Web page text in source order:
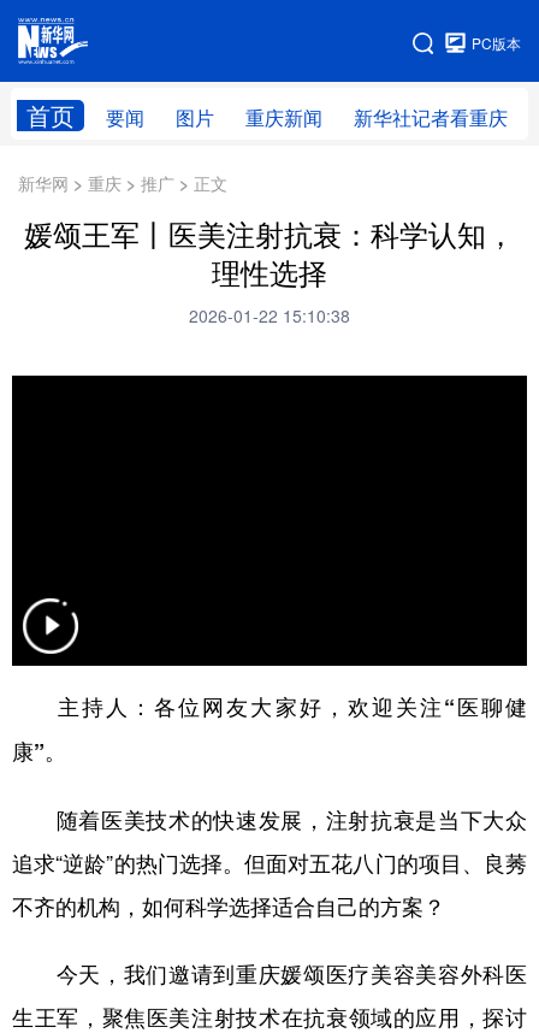
PC版本
首页 要闻 图片 重庆新闻 新华社记者看重庆
网站地图
新华网 > 重庆 > 推广 > 正文
媛颂王军丨医美注射抗衰：科学认知，
理性选择
2026-01-22 15:10:38
主持人：各位网友大家好，欢迎关注“医聊健
康”。
随着医美技术的快速发展，注射抗衰是当下大众
追求“逆龄”的热门选择。但面对五花八门的项目、良莠
不齐的机构，如何科学选择适合自己的方案？
今天，我们邀请到重庆媛颂医疗美容美容外科医
生王军，聚焦医美注射技术在抗衰领域的应用，探讨